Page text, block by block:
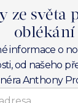
ze světa
oblékání
informace o
od našeho
Anthony